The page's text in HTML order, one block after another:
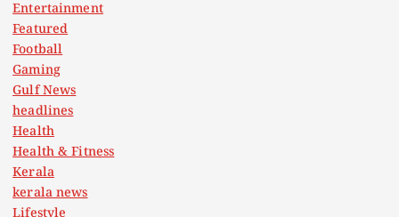
Entertainment
Featured
Football
Gaming
Gulf News
headlines
Health
Health & Fitness
Kerala
kerala news